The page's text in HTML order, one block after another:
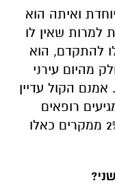
הקול עדיין
רופאים
מכל הארץ כדי לראות את הנס, 2% ממקרים כאלו
תודה לעם
שמגיע לו